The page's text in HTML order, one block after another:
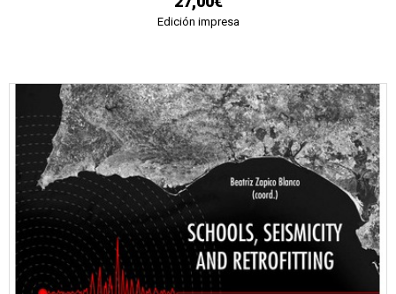
Edición impresa